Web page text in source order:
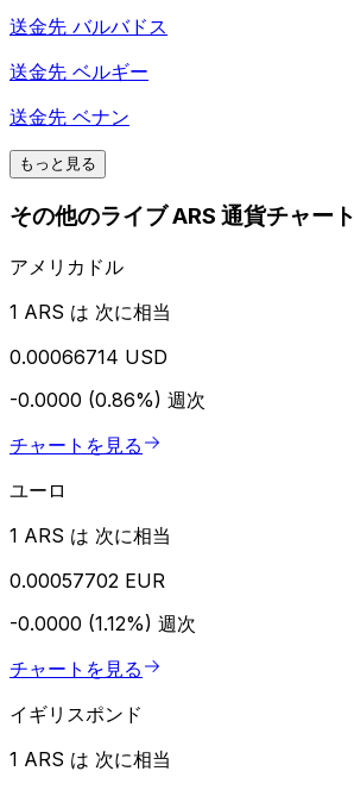
送金先 バルバドス
送金先 ベルギー
送金先 ベナン
もっと見る
その他のライブ ARS 通貨チャート
アメリカドル
1 ARS は 次に相当
0.00066714 USD
-0.0000 (0.86%) 週次
チャートを見る
ユーロ
1 ARS は 次に相当
0.00057702 EUR
-0.0000 (1.12%) 週次
チャートを見る
イギリスポンド
1 ARS は 次に相当